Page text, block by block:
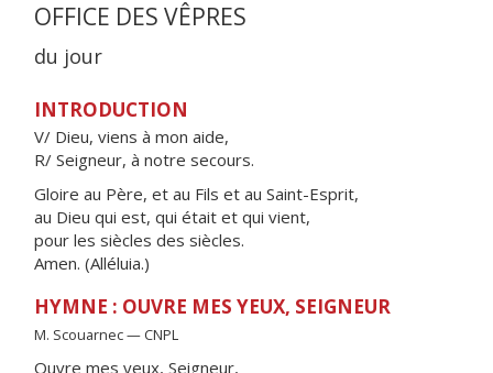
OFFICE DES VÊPRES
du jour
INTRODUCTION
V/ Dieu, viens à mon aide,
R/ Seigneur, à notre secours.
Gloire au Père, et au Fils et au Saint-Esprit,
au Dieu qui est, qui était et qui vient,
pour les siècles des siècles.
Amen. (Alléluia.)
HYMNE : OUVRE MES YEUX, SEIGNEUR
M. Scouarnec — CNPL
Ouvre mes yeux, Seigneur,